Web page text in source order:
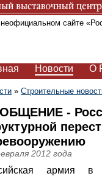
неофициальном сайте
Новости О
» Строительные
-
2012 года
армия в